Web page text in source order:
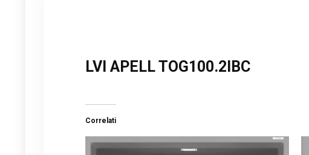
LVI APELL TOG100.2IBC
Correlati